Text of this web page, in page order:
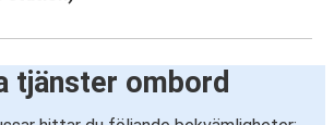
tjänster ombord